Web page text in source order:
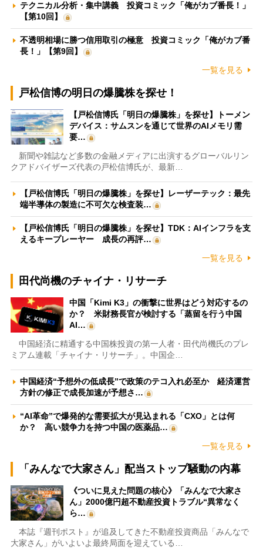
テクニカル分析・集中講義 投資コミック「俺がカブ番長！」
【第10回】
不透明相場に勝つ信用取引の極意 投資コミック「俺がカブ番
長！」【第9回】
一覧を見る
戸松信博の明日の爆騰株を探せ！
【戸松信博氏「明日の爆騰株」を探せ】トーメン
デバイス：サムスンを通じて世界のAIメモリ需
要…
新聞や雑誌など多数の金融メディアに出演するグローバルリン
クアドバイザーズ代表の戸松信博氏が、最新…
【戸松信博氏「明日の爆騰株」を探せ】レーザーテック：最先
端半導体の製造に不可欠な検査装…
【戸松信博氏「明日の爆騰株」を探せ】TDK：AIインフラを支
えるキープレーヤー 成長の再評…
一覧を見る
田代尚機のチャイナ・リサーチ
中国「Kimi K3」の衝撃に世界はどう対応するの
か？ 米財務長官が検討する「蒸留を行う中国
AI…
中国経済に精通する中国株投資の第一人者・田代尚機氏のプレ
ミアム連載「チャイナ・リサーチ」。中国企…
中国経済“予想外の低成長”で政策のテコ入れ必至か 経済運営
方針の修正で成長加速が予想さ…
“AI革命”で爆発的な需要拡大が見込まれる「CXO」とは何
か？ 高い競争力を持つ中国の医薬品…
一覧を見る
「みんなで大家さん」配当ストップ騒動の内幕
《ついに見えた問題の核心》「みんなで大家さ
ん」2000億円超不動産投資トラブル“異常なく
ら…
本誌『週刊ポスト』が追及してきた不動産投資商品「みんなで
大家さん」がいよいよ最終局面を迎えている…